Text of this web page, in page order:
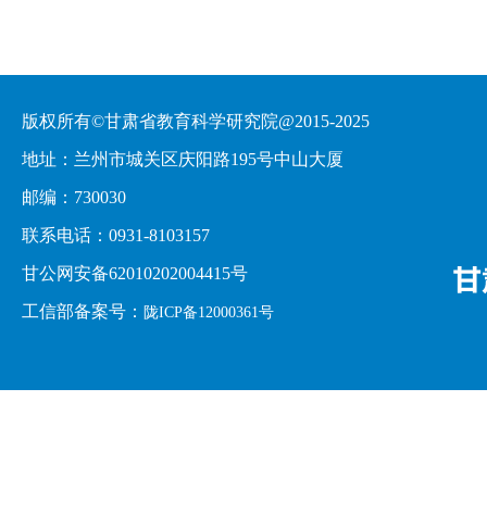
版权所有©甘肃省教育科学研究院@2015-2025
地址：兰州市城关区庆阳路195号中山大厦
邮编：730030
联系电话：0931-8103157
甘公网安备62010202004415号
工信部备案号： 陇ICP备12000361号